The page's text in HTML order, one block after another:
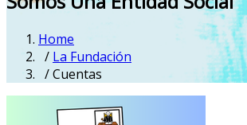
Home
/ La Fundación
/ Cuentas